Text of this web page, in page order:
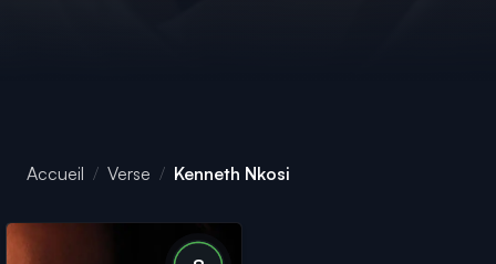
Accueil Verse Kenneth Nkosi